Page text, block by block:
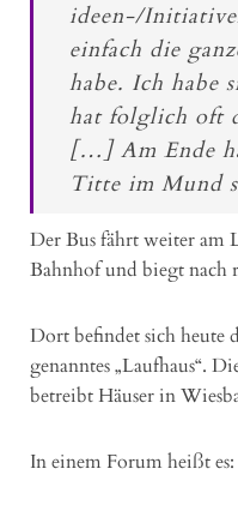
ideen-/
einfach die
habe. Ich habe
hat folglich oft
[…] Am Ende
Titte im Mund
Der Bus fährt weiter am
Bahnhof und biegt nach
Dort befindet sich heute
genanntes „Laufhaus“.
betreibt Häuser in
In einem Forum heißt es: